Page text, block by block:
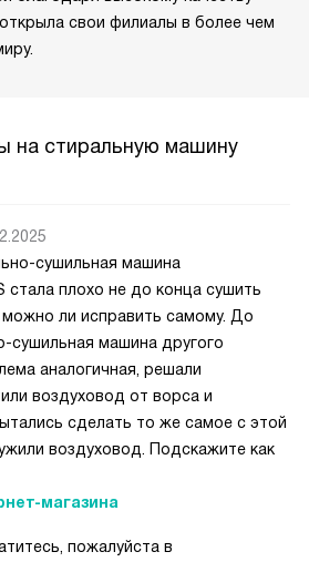
свои филиалы в более чем
на стиральную машину
сушильная машина
стала плохо не до конца сушить
можно ли исправить самому. До
сушильная машина другого
аналогичная, решали
воздуховод от ворса и
сделать то же самое с этой
воздуховод. Подскажите как
магазина
пожалуйста в